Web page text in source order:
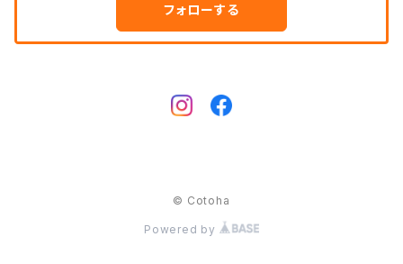
フォローする
© Cotoha
Powered by